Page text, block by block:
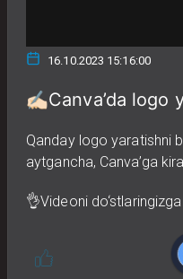
16.10.2023 15:16:00
✍🏻Canva’da logo
Qanday logo yaratishni
aytgancha, Canva’ga
👌Videoni